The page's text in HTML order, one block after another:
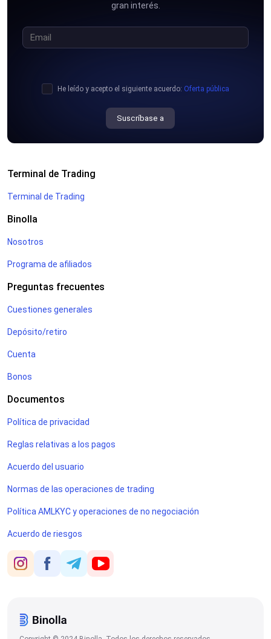
gran interés.
Suscríbase a
He leído y acepto el siguiente acuerdo: Oferta pública
Terminal de Trading
Terminal de Trading
Binolla
Nosotros
Programa de afiliados
Preguntas frecuentes
Cuestiones generales
Depósito/retiro
Cuenta
Bonos
Documentos
Política de privacidad
Reglas relativas a los pagos
Acuerdo del usuario
Normas de las operaciones de trading
Política AMLKYC y operaciones de no negociación
Acuerdo de riesgos